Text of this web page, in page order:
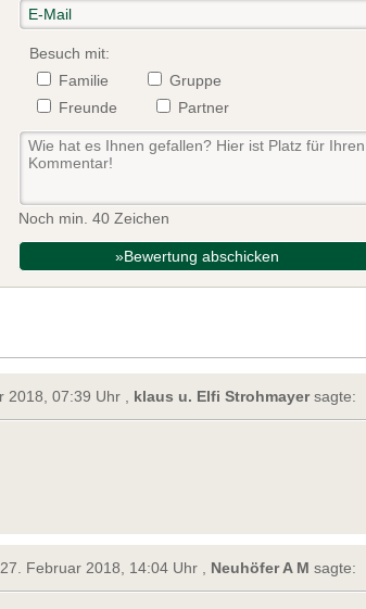
Besuch mit:
Familie
Gruppe
Freunde
Partner
Noch min. 40 Zeichen
»Bewertung abschicken
2018, 07:39 Uhr , klaus u. Elfi Strohmayersagte:
Februar 2018, 14:04 Uhr , Neuhöfer A M sagte: